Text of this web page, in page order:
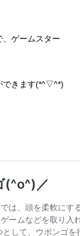
ゲームスター
できます(*^▽^*)